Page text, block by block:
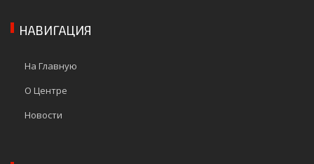
НАВИГАЦИЯ
На Главную
О Центре
Новости